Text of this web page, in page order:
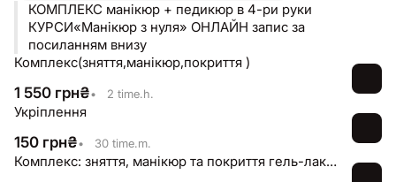
КОМПЛЕКС манікюр + педикюр в 4-ри руки
КУРСИ«Манікюр з нуля» ОНЛАЙН запис за
посиланням внизу
Комплекс(зняття,манікюр,покриття )
1 550 грн₴• 2 time.h.
Укріплення
150 грн₴• 30 time.m.
Комплекс: зняття, манікюр та покриття гель-лаком